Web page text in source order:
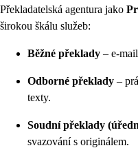
Překladatelská agentura jako
širokou škálu služeb:
Běžné překlady – e-
Odborné překlady –
texty.
Soudní překlady
svazování s originálem.